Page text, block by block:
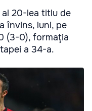
20-lea titlu de
învins, luni, pe
(3-0), formaţia
a 34-a.